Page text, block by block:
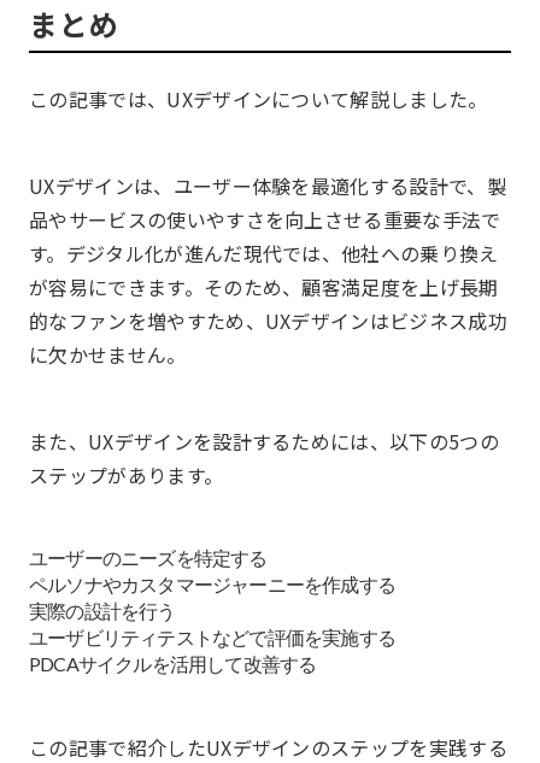
まとめ
この記事では、UXデザインについて解説しました。
UXデザインは、ユーザー体験を最適化する設計で、製
品やサービスの使いやすさを向上させる重要な手法で
す。デジタル化が進んだ現代では、他社への乗り換え
が容易にできます。そのため、顧客満足度を上げ長期
的なファンを増やすため、UXデザインはビジネス成功
に欠かせません。
また、UXデザインを設計するためには、以下の5つの
ステップがあります。
ユーザーのニーズを特定する
ペルソナやカスタマージャーニーを作成する
実際の設計を行う
ユーザビリティテストなどで評価を実施する
PDCAサイクルを活用して改善する
この記事で紹介したUXデザインのステップを実践する